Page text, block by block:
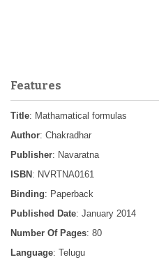
Features
Title: Mathamatical formulas
Author: Chakradhar
Publisher: Navaratna
ISBN : NVRTNA0161
Binding: Paperback
Published Date: January 2014
Number Of Pages: 80
Language: Telugu